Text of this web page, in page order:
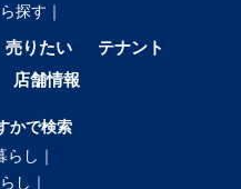
探す｜
売りたい
テナント
店舗情報
かで検索
らし｜
し｜